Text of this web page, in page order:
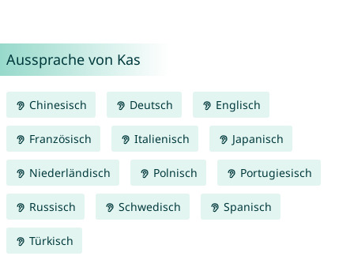
Aussprache von Kas
Chinesisch Deutsch Englisch
Französisch Italienisch Japanisch
Niederländisch Polnisch Portugiesisch
Russisch Schwedisch Spanisch
Türkisch